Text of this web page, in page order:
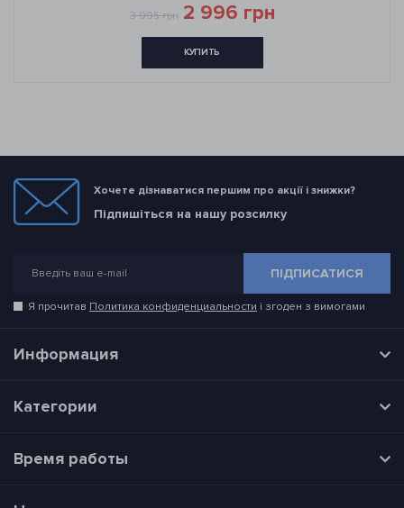
3 995 грн 2 996 грн
КУПИТЬ
Хочете дізнаватися першим про акції і знижки?
Підпишіться на нашу розсилку
ПІДПИСАТИСЯ
Я прочитав Политика конфиденциальности і згоден з вимогами
Информация
Категории
Время работы